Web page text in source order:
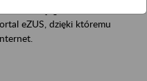
eZUS, dzięki któremu